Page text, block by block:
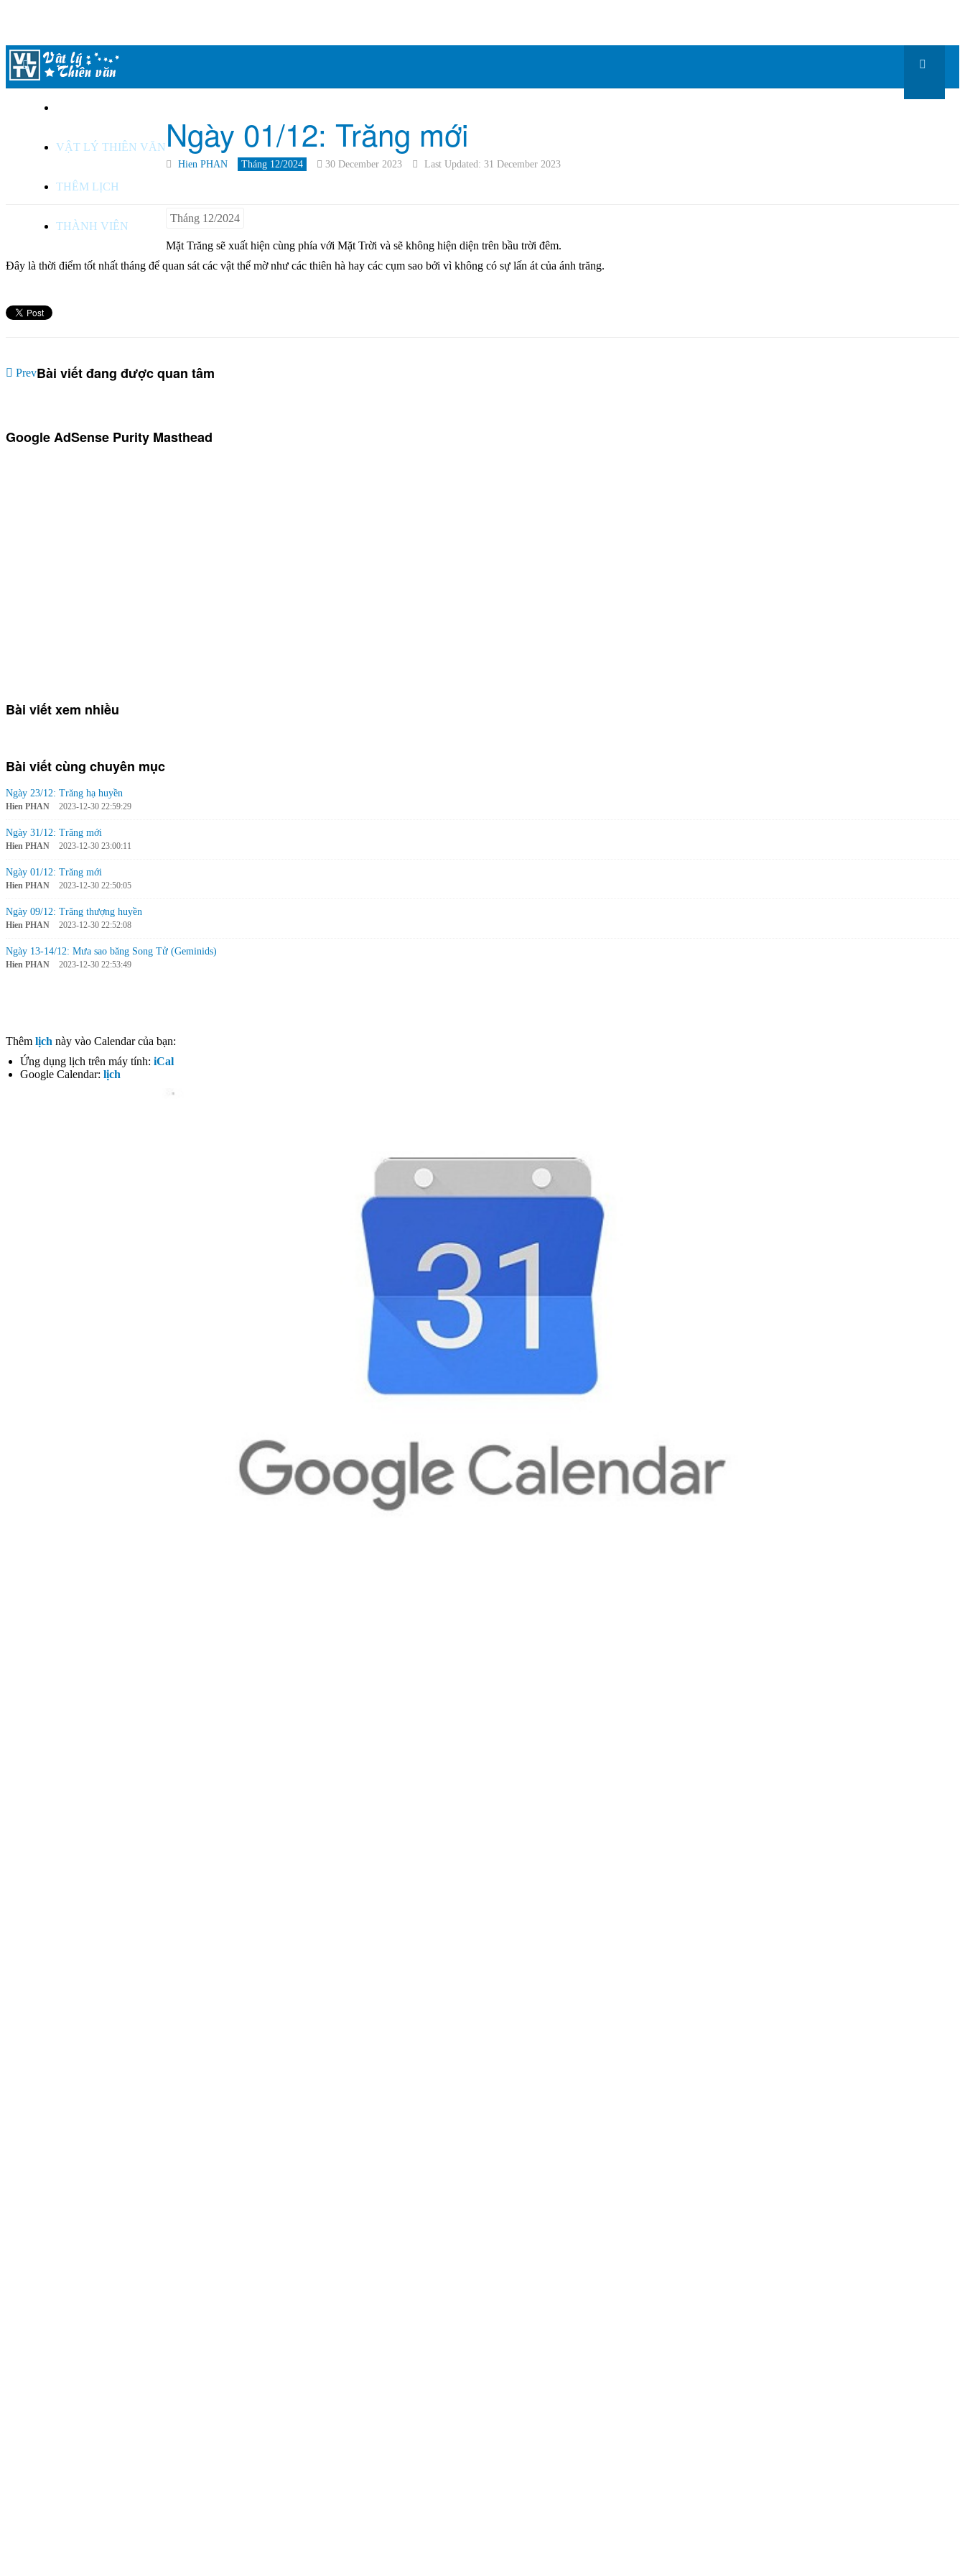
VẬT LÝ THIÊN VĂN
THÊM LỊCH
THÀNH VIÊN
Ngày 01/12: Trăng mới
Hien PHAN Tháng 12/2024 30 December 2023 Last Updated: 31 December 2023
Tháng 12/2024
Mặt Trăng sẽ xuất hiện cùng phía với Mặt Trời và sẽ không hiện diện trên bầu trời đêm.
Đây là thời điểm tốt nhất tháng để quan sát các vật thể mờ như các thiên hà hay các cụm sao bởi vì không có sự lấn át của ánh trăng.
Previous article: Tối 08/12: Giao hội của Sao Thổ với Mặt Trăng
PrevBài viết đang được quan tâm
Google AdSense Purity Masthead
Bài viết xem nhiều
Bài viết cùng chuyên mục
Ngày 23/12: Trăng hạ huyền
Hien PHAN 2023-12-30 22:59:29
Ngày 31/12: Trăng mới
Hien PHAN 2023-12-30 23:00:11
Ngày 01/12: Trăng mới
Hien PHAN 2023-12-30 22:50:05
Ngày 09/12: Trăng thượng huyền
Hien PHAN 2023-12-30 22:52:08
Ngày 13-14/12: Mưa sao băng Song Tử (Geminids)
Hien PHAN 2023-12-30 22:53:49
Thêm lịch này vào Calendar của bạn:
Ứng dụng lịch trên máy tính: iCal
Google Calendar: lịch